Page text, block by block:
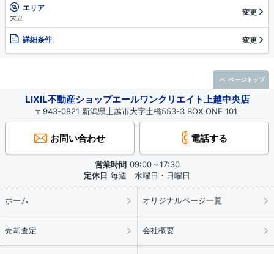
エリア
大豆
変更
詳細条件 変更
LIXIL不動産ショップエールワンクリエイト上越中央店
〒943-0821 新潟県上越市大字土橋553-3 BOX ONE 101
お問い合わせ 電話する
営業時間 09:00～17:30
定休日 毎週 水曜日・日曜日
ホーム オリジナルページ一覧
売却査定 会社概要
ページトップ